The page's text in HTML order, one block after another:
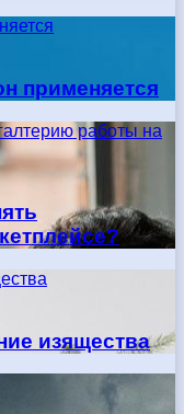
применяется
работы на
изящества